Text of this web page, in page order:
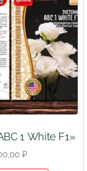
1 White F1»
₽